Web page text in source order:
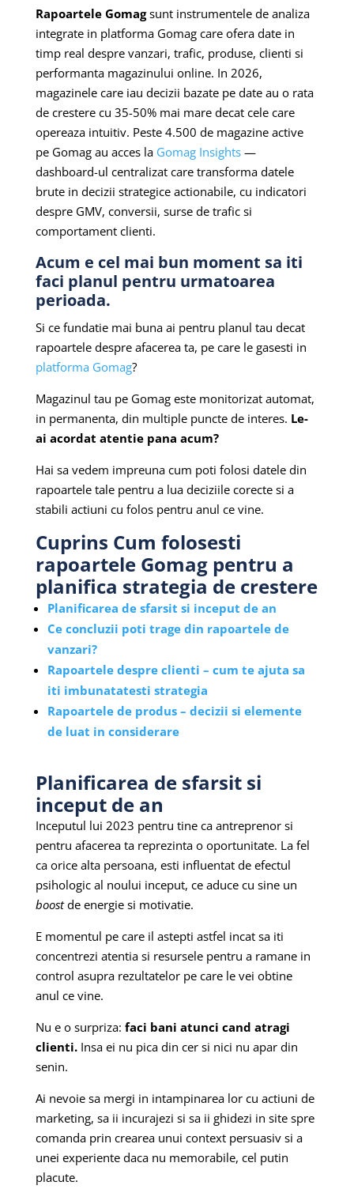
Rapoartele Gomagsunt instrumentele de analiza
integrate in platforma Gomag care ofera date in
timp real despre vanzari, trafic, produse, clienti si
performanta magazinului online. In 2026,
magazinele care iau decizii bazate pe date au o rata
de crestere cu 35-50% mai mare decat cele care
opereaza intuitiv. Peste 4.500 de magazine active
pe Gomag au acces la Gomag Insights—
dashboard-ul centralizat care transforma datele
brute in decizii strategice actionabile, cu indicatori
despre GMV, conversii, surse de trafic si
comportament clienti.
Acum e cel mai bun moment sa iti
faci planul pentru urmatoarea
perioada.
Si ce fundatie mai buna ai pentru planul tau decat
rapoartele despre afacerea ta, pe care le gasesti in
platforma Gomag?
Magazinul tau pe Gomag este monitorizat automat,
in permanenta, din multiple puncte de interes. Le-
ai acordat atentie pana acum?
Hai sa vedem impreuna cum poti folosi datele din
rapoartele tale pentru a lua deciziile corecte si a
stabili actiuni cu folos pentru anul ce vine.
Cuprins Cum folosesti
rapoartele Gomag pentru a
planifica strategia de crestere
Planificarea de sfarsit si inceput de an
Ce concluzii poti trage din rapoartele de
vanzari?
Rapoartele despre clienti – cum te ajuta sa
iti imbunatatesti strategia
Rapoartele de produs – decizii si elemente
de luat in considerare
Planificarea de sfarsit si
inceput de an
Inceputul lui 2023 pentru tine ca antreprenor si
pentru afacerea ta reprezinta o oportunitate. La fel
ca orice alta persoana, esti influentat de efectul
psihologic al noului inceput, ce aduce cu sine un
boostde energie si motivatie.
E momentul pe care il astepti astfel incat sa iti
concentrezi atentia si resursele pentru a ramane in
control asupra rezultatelor pe care le vei obtine
anul ce vine.
Nu e o surpriza: faci bani atunci cand atragi
clienti.Insa ei nu pica din cer si nici nu apar din
senin.
Ai nevoie sa mergi in intampinarea lor cu actiuni de
marketing, sa ii incurajezi si sa ii ghidezi in site spre
comanda prin crearea unui context persuasiv si a
unei experiente daca nu memorabile, cel putin
placute.